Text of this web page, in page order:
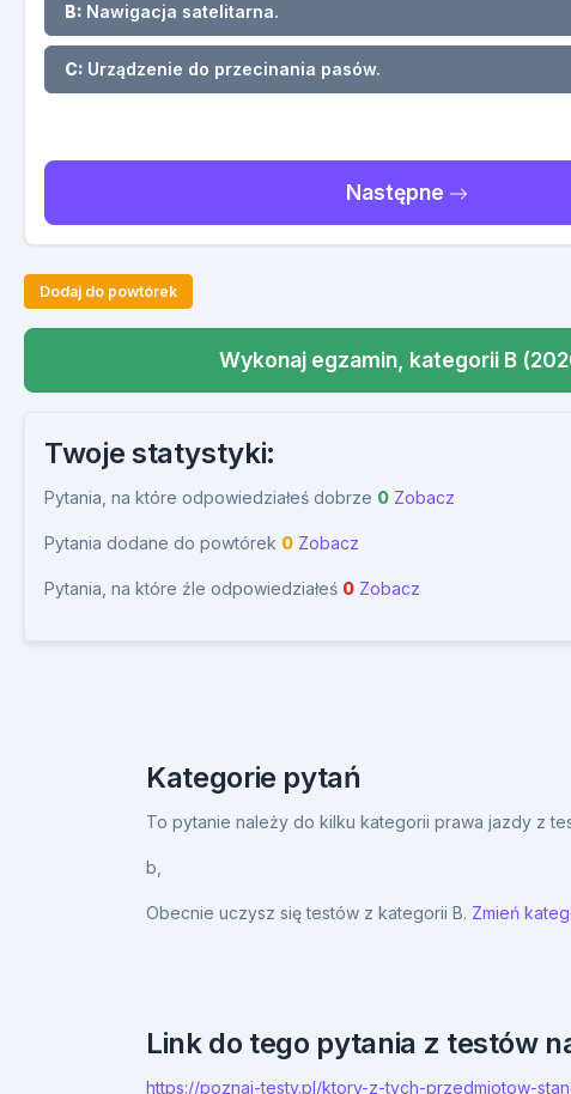
B: Nawigacja satelitarna.
C: Urządzenie do przecinania pasów.
Następne
Dodaj do powtórek
Wykonaj egzamin, kategorii B
Twoje statystyki:
Pytania, na które odpowiedziałeś dobrze 0 Zobacz
Pytania dodane do powtórek 0 Zobacz
Pytania, na które źle odpowiedziałeś 0 Zobacz
Kategorie pytań
To pytanie należy do kilku kategorii prawa jazdy z
b,
Obecnie uczysz się testów z kategorii B. Zmień
Link do tego pytania z testów
https://poznaj-testy.pl/ktory-z-tych-przedmiotow-